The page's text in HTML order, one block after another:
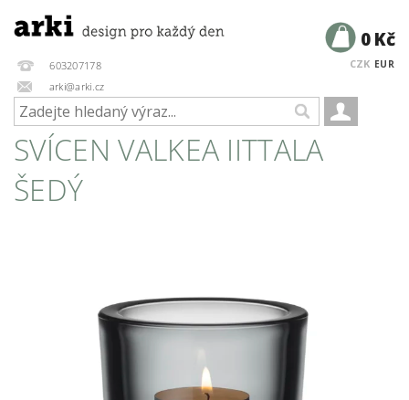
603207178
arki@arki.cz
CZK EUR
0 Kč
SVÍCEN VALKEA IITTALA
ŠEDÝ